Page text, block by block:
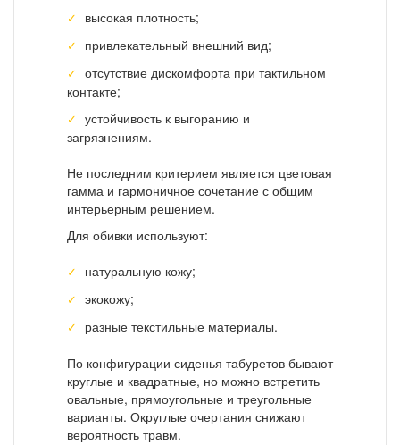
высокая плотность;
привлекательный внешний вид;
отсутствие дискомфорта при тактильном
контакте;
устойчивость к выгоранию и
загрязнениям.
Не последним критерием является цветовая
гамма и гармоничное сочетание с общим
интерьерным решением.
Для обивки используют:
натуральную кожу;
экокожу;
разные текстильные материалы.
По конфигурации сиденья табуретов бывают
круглые и квадратные, но можно встретить
овальные, прямоугольные и треугольные
варианты. Округлые очертания снижают
вероятность травм.